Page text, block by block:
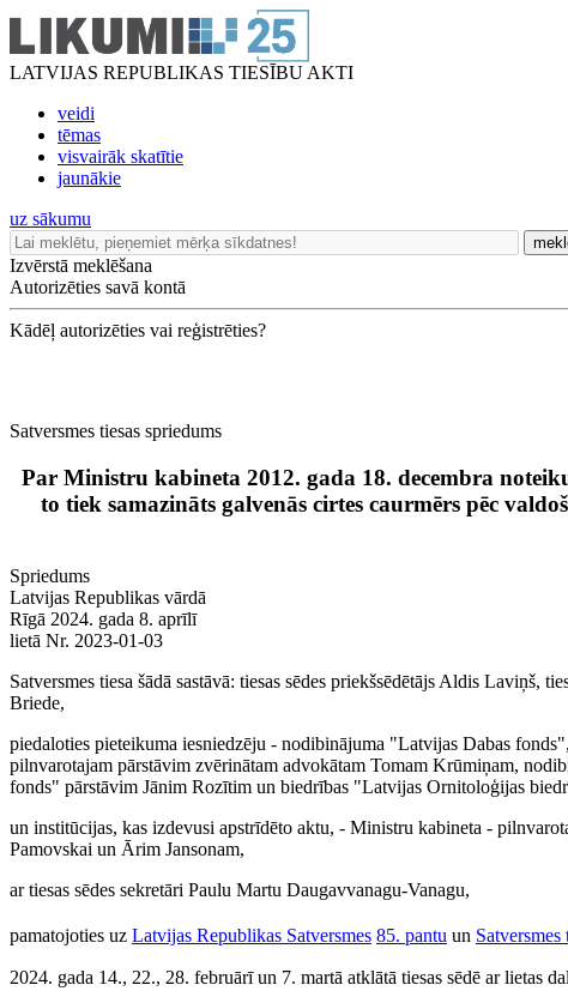
LATVIJAS REPUBLIKAS TIESĪBU AKTI
veidi
tēmas
visvairāk skatītie
jaunākie
uz sākumu
Izvērstā meklēšana
Autorizēties savā kontā
Kādēļ autorizēties vai reģistrēties?
Satversmes tiesas spriedums
Par Ministru kabineta 2012. gada 18. decembra
to tiek samazināts galvenās cirtes caurmērs pēc
Spriedums
Latvijas Republikas vārdā
Rīgā 2024. gada 8. aprīlī
lietā Nr. 2023-01-03
Satversmes tiesa šādā sastāvā: tiesas sēdes priekšsēdētājs Aldis
Briede,
piedaloties pieteikuma iesniedzēju - nodibinājuma "Latvijas Dabas
pilnvarotajam pārstāvim zvērinātam advokātam Tomam Krūmiņam,
fonds" pārstāvim Jānim Rozītim un biedrības "Latvijas Ornitoloģijas
un institūcijas, kas izdevusi apstrīdēto aktu, - Ministru kabineta -
Pamovskai un Ārim Jansonam,
ar tiesas sēdes sekretāri Paulu Martu Daugavvanagu-Vanagu,
pamatojoties uz Latvijas Republikas Satversmes 85. pantu un
2024. gada 14., 22., 28. februārī un 7. martā atklātā tiesas sēdē ar lietas